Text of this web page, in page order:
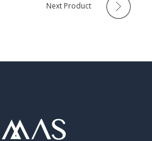
Next Product